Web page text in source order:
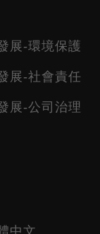
展-環境保護
展-社會責任
展-公司治理